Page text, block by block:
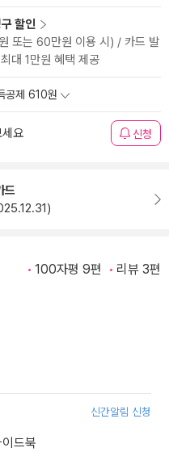
할인
또는 60만원 이용 시) / 카드 발
대 1만원 혜택 제공
공제 610원
요 신청
드
100자평 9편 리뷰 3편
신간알림 신청
드북